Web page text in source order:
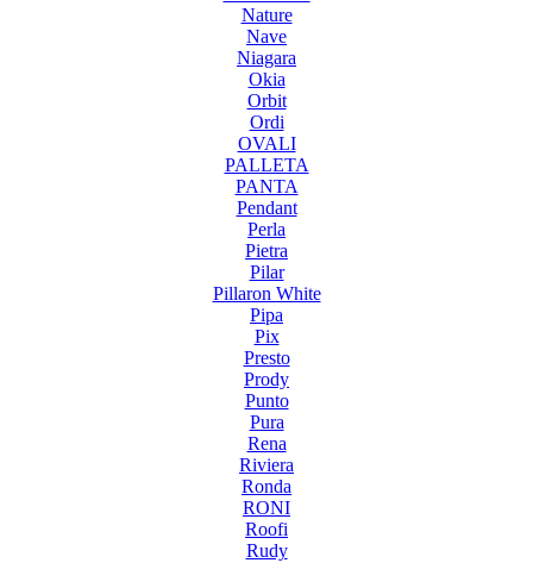
Nature
Nave
Niagara
Okia
Orbit
Ordi
OVALI
PALLETA
PANTA
Pendant
Perla
Pietra
Pilar
Pillaron White
Pipa
Pix
Presto
Prody
Punto
Pura
Rena
Riviera
Ronda
RONI
Roofi
Rudy